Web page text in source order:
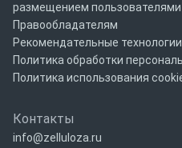
размещением пользователями
Правообладателям
Рекомендательные технологии
Политика обработки
Политика использования
Контакты
info@zelluloza.ru